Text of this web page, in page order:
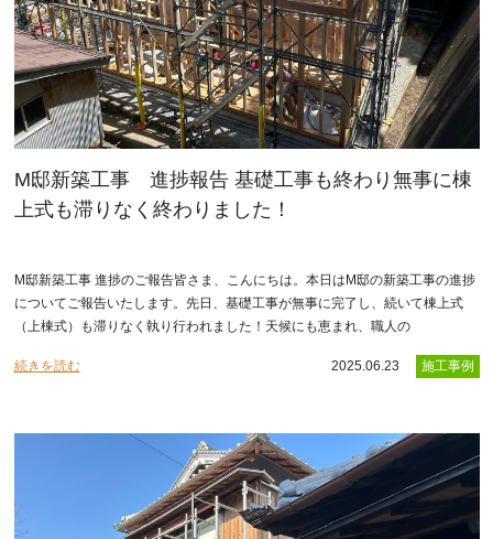
M邸新築工事 進捗報告 基礎工事も終わり無事に棟
上式も滞りなく終わりました！
M邸新築工事 進捗のご報告皆さま、こんにちは。本日はM邸の新築工事の進捗
についてご報告いたします。先日、基礎工事が無事に完了し、続いて棟上式
（上棟式）も滞りなく執り行われました！天候にも恵まれ、職人の
続きを読む 2025.06.23 施工事例